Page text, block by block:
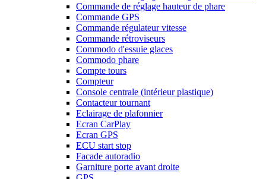
Commande de réglage hauteur de phare
Commande GPS
Commande régulateur vitesse
Commande rétroviseurs
Commodo d'essuie glaces
Commodo phare
Compte tours
Compteur
Console centrale (intérieur plastique)
Contacteur tournant
Eclairage de plafonnier
Ecran CarPlay
Ecran GPS
ECU start stop
Facade autoradio
Garniture porte avant droite